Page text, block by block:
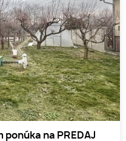
ponúka na PREDAJ